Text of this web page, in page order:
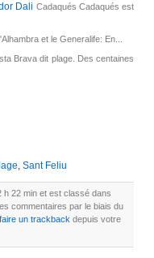
Dali Cadaqués Cadaqués est
et le Generalife: En...
Brava dit plage. Des centaines
, Sant Feliu
h 22 min et est classé dans
commentaires par le biais du
faire un trackback depuis votre